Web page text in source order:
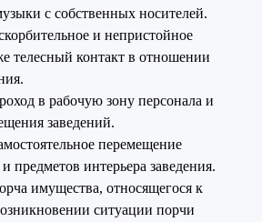
с собственных носителей.
и непристойное
телесный контакт в отношении
в рабочую зону персонала и
заведений.
перемещение
предметов интерьера заведения.
имущества, относящегося к
ситуации порчи